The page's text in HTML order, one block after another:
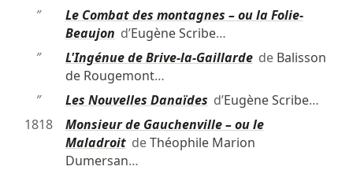
″
Le Combat des montagnes – ou la Folie-
Beaujon d’Eugène Scribe…
″
L'Ingénue de Brive-la-Gaillardede Balisson
de Rougemont…
″
Les Nouvelles Danaïdes d’Eugène Scribe…
1818
Monsieur de Gauchenville – ou le
MaladroitdeThéophile Marion
Dumersan…